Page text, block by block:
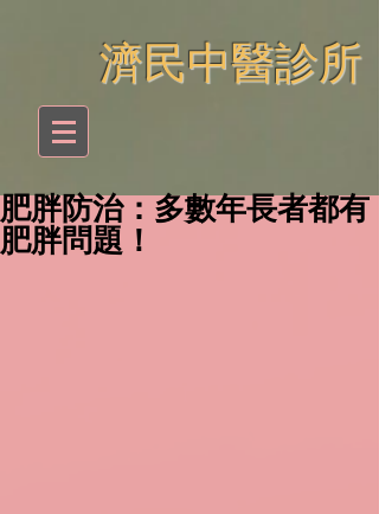
​濟民中醫診所
肥胖防治：多數年長者都有
肥胖問題！